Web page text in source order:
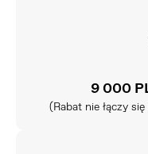
9 000
(Rabat nie łączy